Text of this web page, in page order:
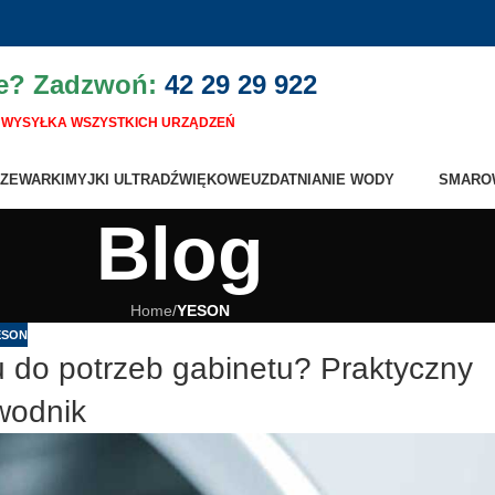
Zadzwoń: 42 29 29 922
WSZYSTKICH URZĄDZEŃ
MYJKI ULTRADŹWIĘKOWEUZDATNIANIE WODY
Blog
Home/YESON
potrzeb gabinetu? Praktyczny